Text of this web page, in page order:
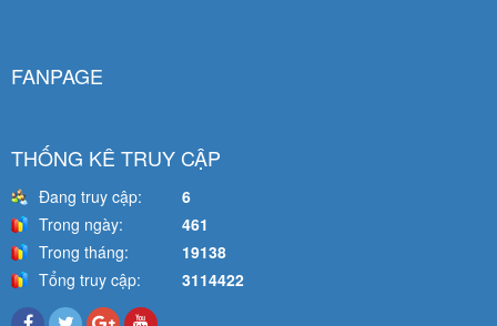
FANPAGE
THỐNG KÊ TRUY CẬP
Đang truy cập:
6
Trong ngày:
461
Trong tháng:
19138
Tổng truy cập:
3114422